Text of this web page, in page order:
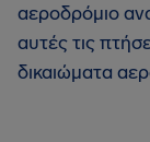
αεροδρόμιο
αυτές τις
δικαιώματα